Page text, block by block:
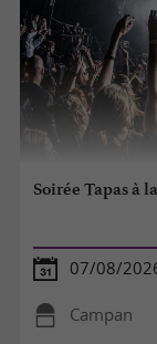
Soirée Tapas à
07/08/
Campan